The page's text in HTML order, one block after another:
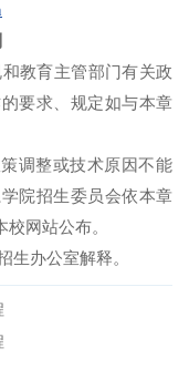
教育主管部门有关政
要求、规定如与本章
调整或技术原因不能
院招生委员会依本章
网站公布。
生办公室解释。